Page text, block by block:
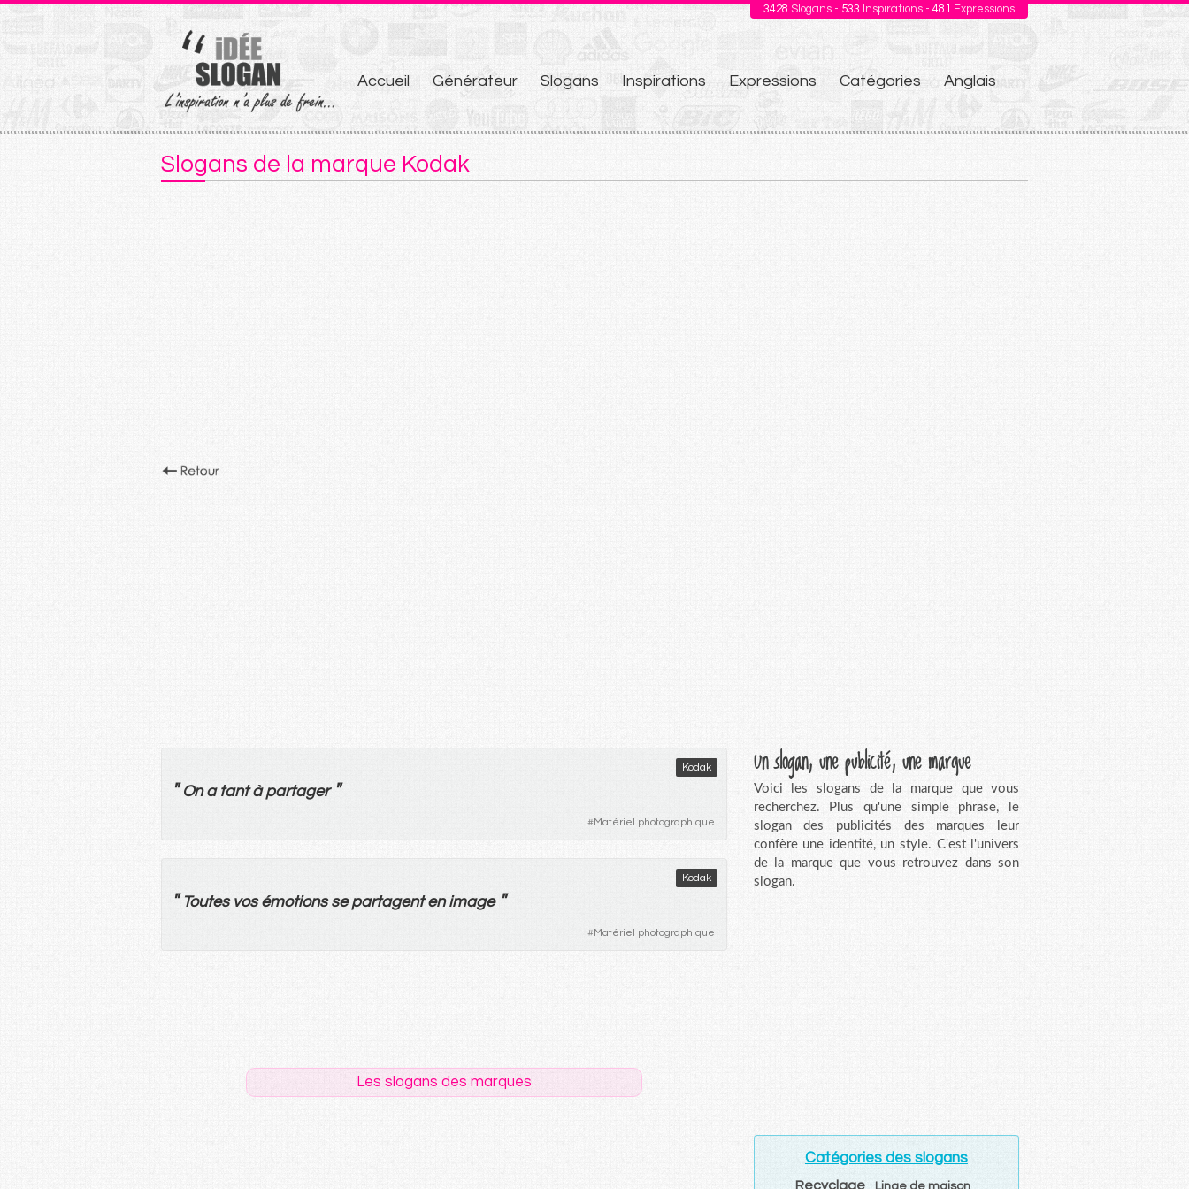
3428 Slogans - 533 Inspirations - 481 Expressions
Aller
au
contenu
Accueil Générateur Slogans Inspirations Expressions Catégories Anglais
Slogans de la marque Kodak
Kodak
" On a tantàpartager "
#Matériel photographique
Kodak
" Toutes vos émotions se partagent en image "
#Matériel photographique
Les slogans des marques
Un slogan, une publicité, une marque
Voici les slogans de la marque que vous
recherchez. Plus qu'une simple phrase, le
slogan des publicités des marques leur
confère une identité, un style. C'est l'univers
de la marque que vous retrouvez dans son
slogan.
Catégories des slogans
Recyclage Linge de maison